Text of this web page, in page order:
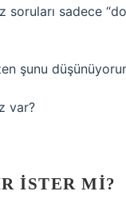
sadece
şunu
var?
ISTER MI?